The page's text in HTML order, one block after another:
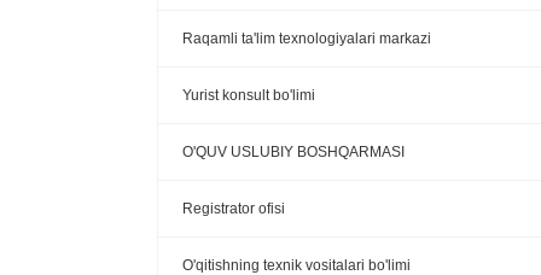
Raqamli ta'lim texnologiyalari markazi
Yurist konsult bo'limi
O'QUV USLUBIY BOSHQARMASI
Registrator ofisi
O'qitishning texnik vositalari bo'limi